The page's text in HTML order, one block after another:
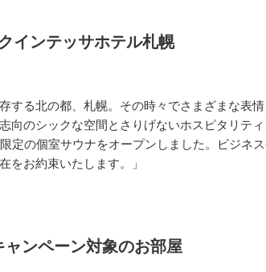
クインテッサホテル札幌
する北の都、札幌。その時々でさまざまな表
向のシックな空間とさりげないホスピタリテ
定の個室サウナをオープンしました。ビジネ
をお約束いたします。」
ャンペーン対象のお部屋